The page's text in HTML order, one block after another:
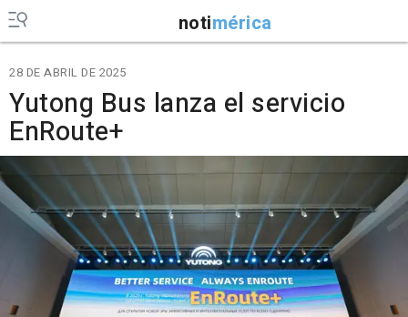
notimérica
28 DE ABRIL DE 2025
Yutong Bus lanza el servicio
EnRoute+